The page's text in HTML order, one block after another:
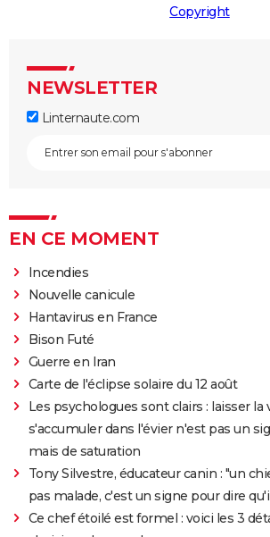
Copyright
NEWSLETTER
Linternaute.com
EN CE MOMENT
Incendies
Nouvelle canicule
Hantavirus en France
Bison Futé
Guerre en Iran
Carte de l'éclipse solaire du 12 août
Les psychologues sont clairs : laisser la
s'accumuler dans l'évier n'est pas un
mais de saturation
Tony Silvestre, éducateur canin : "un
pas malade, c'est un signe pour dire
Ce chef étoilé est formel : voici les 3